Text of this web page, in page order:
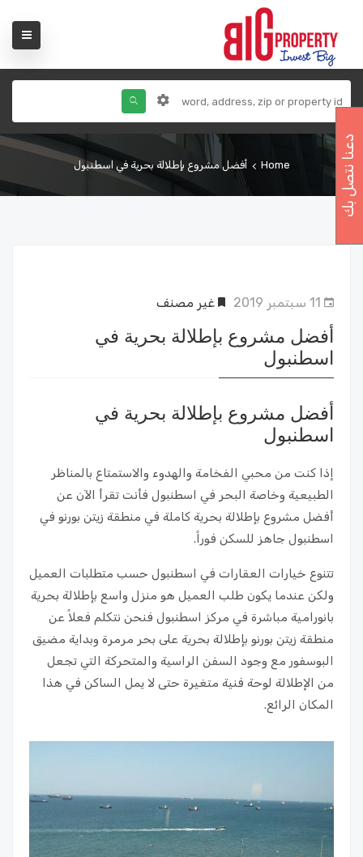
Home أفضل مشروع بإطلالة بحرية في اسطنبول
11 سبتمبر 2019 غير مصنف
أفضل مشروع بإطلالة بحرية في
اسطنبول
أفضل مشروع بإطلالة بحرية في
اسطنبول
إذا كنت من محبي الفخامة والهدوء والاستمتاع بالمناظر
الطبيعية وخاصة البحر في اسطنبول فأنت تقرأ الآن عن
أفضل مشروع بإطلالة بحرية كاملة في منطقة زيتن بورنو في
اسطنبول جاهز للسكن فوراً.
تتنوع خيارات العقارات في اسطنبول حسب متطلبات العميل
ولكن عندما يكون طلب العميل هو منزل واسع بإطلالة بحرية
بانورامية مباشرة في مركز اسطنبول فنحن نتكلم فعلاً عن
منطقة زيتن بورنو بإطلالة بحرية على بحر مرمرة وبداية مضيق
البوسفور مع وجود السفن الراسية والمتحركة التي تجعل
من الإطلالة لوحة فنية متغيرة حتى لا يمل الساكن في هذا
المكان الرائع.
دعنا نتصل بك